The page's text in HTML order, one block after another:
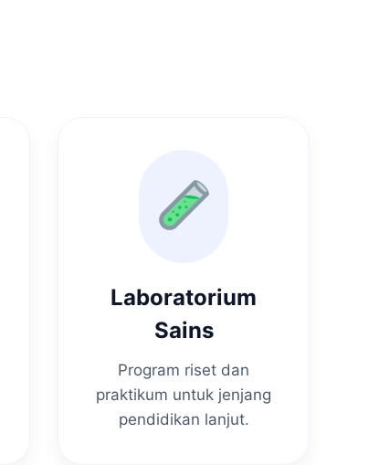
Laboratorium
Sains
Program riset dan
praktikum untuk jenjang
pendidikan lanjut.